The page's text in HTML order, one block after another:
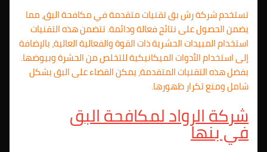
تستخدم شركة رش بق تقنيات متقدمة في مكافحة البق، مما
يضمن الحصول على نتائج فعالة ودائمة. تتضمن هذه التقنيات
استخدام المبيدات الحشرية ذات القوة والفعالية العالية، بالإضافة
إلى استخدام الأدوات الميكانيكية للتخلص من الحشرة وبيوضها.
بفضل هذه التقنيات المتقدمة، يمكن القضاء على البق بشكل
شامل ومنع تكرار ظهورها.
شركة الرواد لمكافحة البق
في بنها